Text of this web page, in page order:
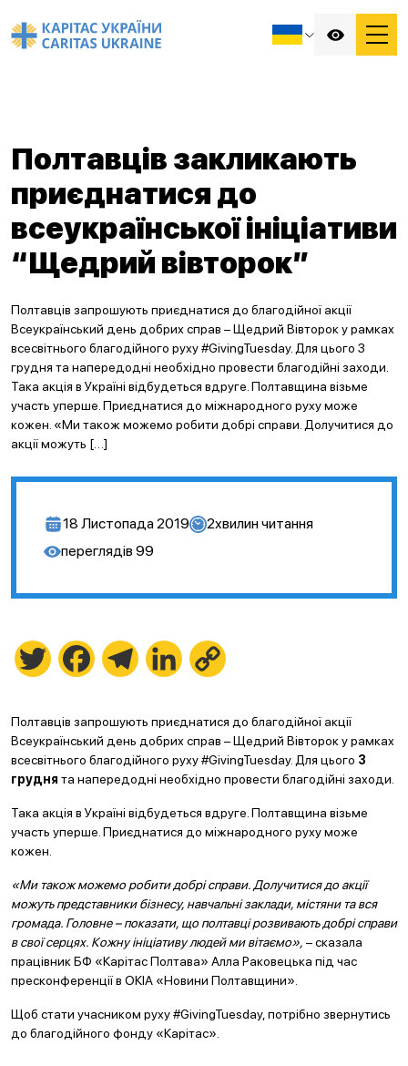
Полтавців закликають
приєднатися до
всеукраїнської ініціативи
“Щедрий вівторок”
Полтавців запрошують приєднатися до благодійної акції
Всеукраїнський день добрих справ – Щедрий Вівторок у рамках
всесвітнього благодійного руху #GivingTuesday. Для цього 3
грудня та напередодні необхідно провести благодійні заходи.
Така акція в Україні відбудеться вдруге. Полтавщина візьме
участь уперше. Приєднатися до міжнародного руху може
кожен. «Ми також можемо робити добрі справи. Долучитися до
акції можуть […]
18 Листопада 2019 2хвилин читання
переглядів 99
Twitter FacebookTelegramLinkedIn
Полтавців запрошують приєднатися до благодійної акції
Всеукраїнський день добрих справ – Щедрий Вівторок у рамках
всесвітнього благодійного руху #GivingTuesday. Для цього 3
грудня та напередодні необхідно провести благодійні заходи.
Така акція в Україні відбудеться вдруге. Полтавщина візьме
участь уперше. Приєднатися до міжнародного руху може
кожен.
«Ми також можемо робити добрі справи. Долучитися до акції
можуть представники бізнесу, навчальні заклади, містяни та вся
громада. Головне – показати, що полтавці розвивають добрі справи
в свої серцях. Кожну ініціативу людей ми вітаємо», – сказала
працівник БФ «Карітас Полтава» Алла Раковецька під час
пресконференції в ОКІА «Новини Полтавщини».
Щоб стати учасником руху #GivingTuesday, потрібно звернутись
до благодійного фонду «Карітас».